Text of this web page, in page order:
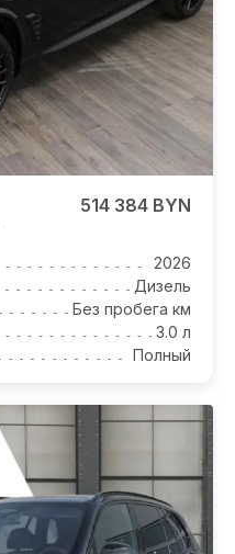
514 384 BYN
2026
Дизель
Без пробега км
3.0 л
Полный